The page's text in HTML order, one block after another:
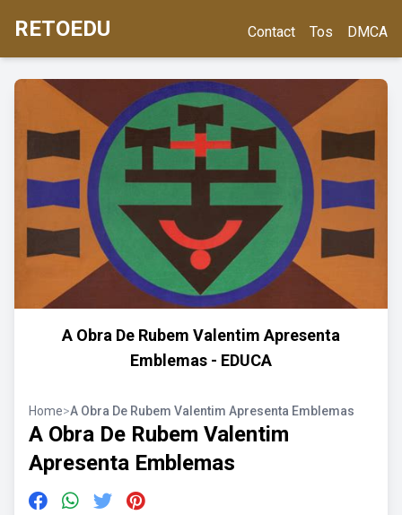
RETOEDU Contact Tos DMCA
A Obra De Rubem Valentim Apresenta
Emblemas - EDUCA
Home>A Obra De Rubem Valentim Apresenta Emblemas
A Obra De Rubem Valentim
Apresenta Emblemas